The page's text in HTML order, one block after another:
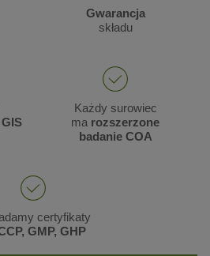
Gwarancja
składu
Każdy surowiec
ma rozszerzone
badanie COA
certyfikaty
GMP, GHP